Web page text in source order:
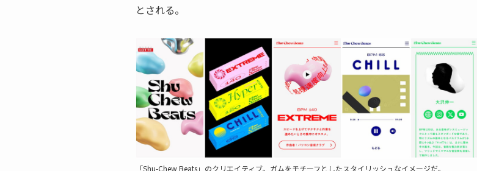
とされる。
「Shu-Chew Beats」のクリエイティブ。ガムをモチーフとしたスタイリッシュなイメージだ。